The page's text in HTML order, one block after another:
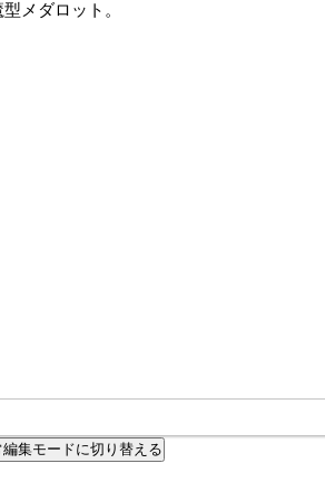
編集モードに切り替える